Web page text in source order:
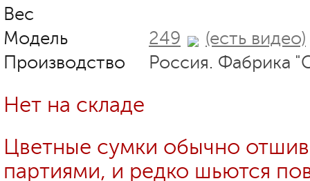
Вес
Модель
249
(есть видео)
Производство
Россия. Фабрика
Нет на складе
Цветные сумки обычно
партиями, и редко шьются